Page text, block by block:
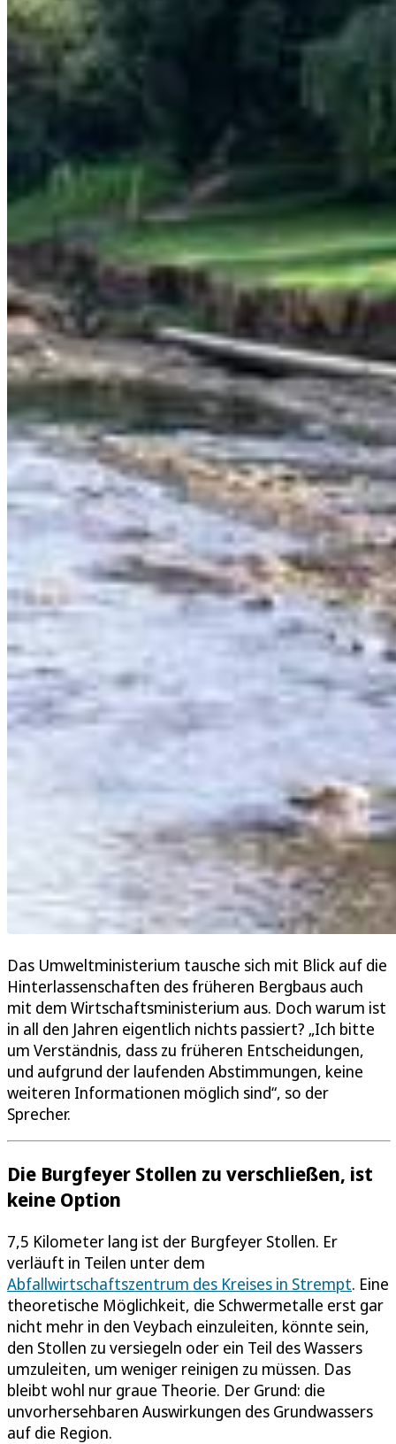
Das Umweltministerium tausche sich mit Blick auf die
Hinterlassenschaften des früheren Bergbaus auch
mit dem Wirtschaftsministerium aus. Doch warum ist
in all den Jahren eigentlich nichts passiert? „Ich bitte
um Verständnis, dass zu früheren Entscheidungen,
und aufgrund der laufenden Abstimmungen, keine
weiteren Informationen möglich sind“, so der
Sprecher.
Die Burgfeyer Stollen zu verschließen, ist
keine Option
7,5 Kilometer lang ist der Burgfeyer Stollen. Er
verläuft in Teilen unter dem
Abfallwirtschaftszentrum des Kreises in Strempt. Eine
theoretische Möglichkeit, die Schwermetalle erst gar
nicht mehr in den Veybach einzuleiten, könnte sein,
den Stollen zu versiegeln oder ein Teil des Wassers
umzuleiten, um weniger reinigen zu müssen. Das
bleibt wohl nur graue Theorie. Der Grund: die
unvorhersehbaren Auswirkungen des Grundwassers
auf die Region.